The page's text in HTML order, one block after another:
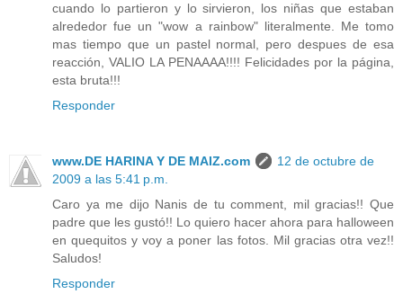
cuando lo partieron y lo sirvieron, los niñas que estaban
alrededor fue un "wow a rainbow" literalmente. Me tomo
mas tiempo que un pastel normal, pero despues de esa
reacción, VALIO LA PENAAAA!!!! Felicidades por la página,
esta bruta!!!
Responder
www.DE HARINA Y DE MAIZ.com
12 de octubre de
2009 a las 5:41 p.m.
Caro ya me dijo Nanis de tu comment, mil gracias!! Que
padre que les gustó!! Lo quiero hacer ahora para halloween
en quequitos y voy a poner las fotos. Mil gracias otra vez!!
Saludos!
Responder